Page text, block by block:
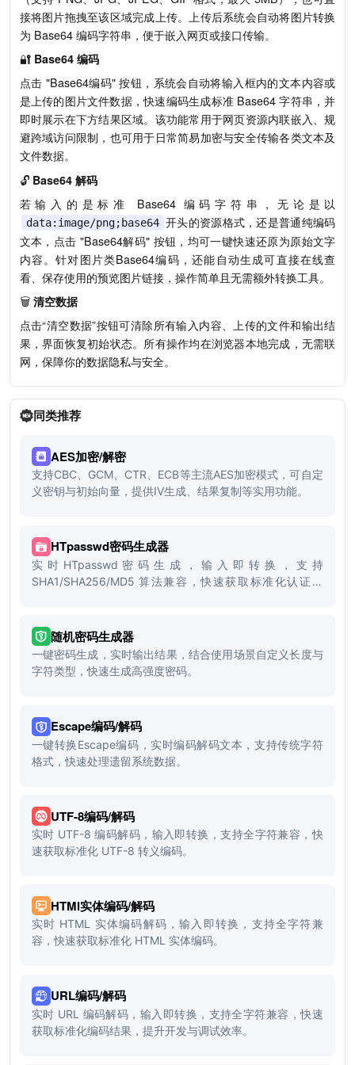
接将图片拖拽至该区域完成上传。上传后系统会自动将图片转换
为 Base64 编码字符串，便于嵌入网页或接口传输。
🔐 Base64 编码
点击 "Base64编码" 按钮，系统会自动将输入框内的文本内容或
是上传的图片文件数据，快速编码生成标准 Base64 字符串，并
即时展示在下方结果区域。该功能常用于网页资源内联嵌入、规
避跨域访问限制，也可用于日常简易加密与安全传输各类文本及
文件数据。
🔓 Base64 解码
若输入的是标准 Base64 编码字符串，无论是以
data:image/png;base64 开头的资源格式，还是普通纯编码
文本，点击 "Base64解码" 按钮，均可一键快速还原为原始文字
内容。针对图片类Base64编码，还能自动生成可直接在线查
看、保存使用的预览图片链接，操作简单且无需额外转换工具。
🗑️ 清空数据
点击“清空数据”按钮可清除所有输入内容、上传的文件和输出结
果，界面恢复初始状态。所有操作均在浏览器本地完成，无需联
网，保障你的数据隐私与安全。
同类推荐
AES加密/解密
支持CBC、GCM、CTR、ECB等主流AES加密模式，可自定
义密钥与初始向量，提供IV生成、结果复制等实用功能。
HTpasswd密码生成器
实时HTpasswd密码生成，输入即转换，支持
SHA1/SHA256/MD5 算法兼容，快速获取标准化认证格
随机密码生成器
一键密码生成，实时输出结果，结合使用场景自定义长度与
字符类型，快速生成高强度密码。
Escape编码/解码
一键转换Escape编码，实时编码解码文本，支持传统字符
格式，快速处理遗留系统数据。
UTF-8编码/解码
实时 UTF-8 编码解码，输入即转换，支持全字符兼容，快
速获取标准化 UTF-8 转义编码。
HTMl实体编码/解码
实时 HTML 实体编码解码，输入即转换，支持全字符兼
容，快速获取标准化 HTML 实体编码。
URL编码/解码
实时 URL 编码解码，输入即转换，支持全字符兼容，快速
获取标准化编码结果，提升开发与调试效率。